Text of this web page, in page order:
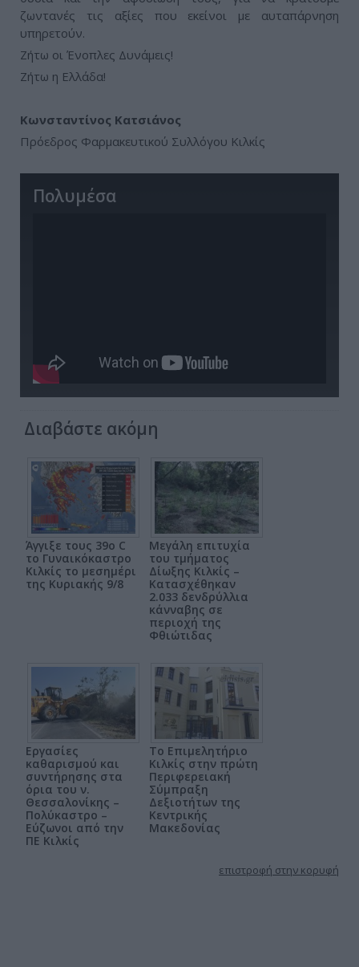
ζωντανές τις αξίες που εκείνοι με αυταπάρνηση
υπηρετούν.
Ζήτω οι Ένοπλες Δυνάμεις!
Ζήτω η Ελλάδα!
Κωνσταντίνος Κατσιάνος
Πρόεδρος Φαρμακευτικού Συλλόγου Κιλκίς
Πολυμέσα
Διαβάστε ακόμη
Άγγιξε τους 39ο C
το Γυναικόκαστρο
Κιλκίς το μεσημέρι
της Κυριακής 9/8
Μεγάλη επιτυχία
του τμήματος
Δίωξης Κιλκίς –
Κατασχέθηκαν
2.033 δενδρύλλια
κάνναβης σε
περιοχή της
Φθιώτιδας
Εργασίες
καθαρισμού και
συντήρησης στα
όρια του ν.
Θεσσαλονίκης –
Πολύκαστρο –
Εύζωνοι από την
ΠΕ Κιλκίς
Το Επιμελητήριο
Κιλκίς στην πρώτη
Περιφερειακή
Σύμπραξη
Δεξιοτήτων της
Κεντρικής
Μακεδονίας
επιστροφή στην κορυφή